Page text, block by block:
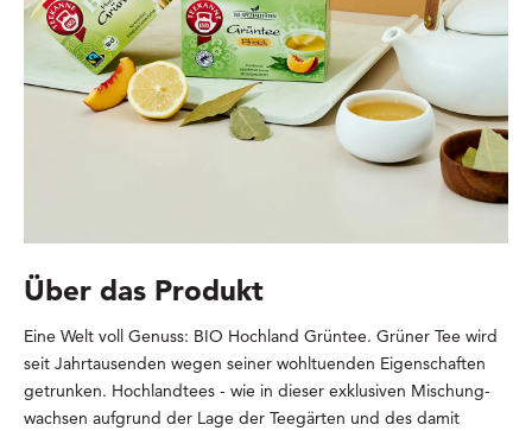
Über das Produkt
Eine Welt voll Genuss: BIO Hochland Grüntee. Grüner Tee wird
seit Jahrtausenden wegen seiner wohltuenden Eigenschaften
getrunken. Hochlandtees - wie in dieser exklusiven Mischung-
wachsen aufgrund der Lage der Teegärten und des damit